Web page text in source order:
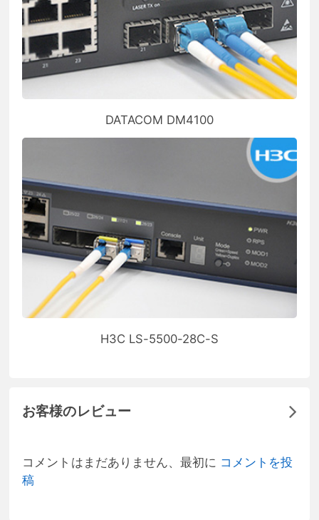
DATACOM DM4100
H3C LS-5500-28C-S
お客様のレビュー
コメントはまだありません、最初に コメントを投
稿